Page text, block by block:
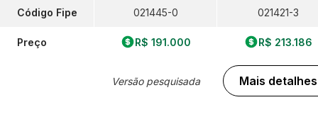
Código Fipe
Preço
021445-0
R$ 191.000
Versão pesquisada
021421-3
R$ 213.186
Mais detalhes